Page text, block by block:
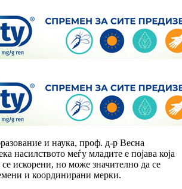
и наука, проф. д-р Весна
насилството меѓу младите е појава која
искорени, но може значително да се
и координирани мерки.